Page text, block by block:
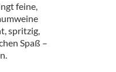
feine,
spritzig,
Spaß –